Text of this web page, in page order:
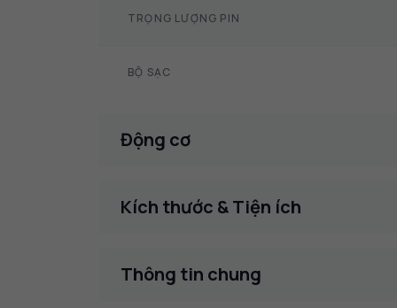
TRỌNG LƯỢNG PIN
BỘ SẠC
Động cơ
Kích thước & Tiện ích
Thông tin chung